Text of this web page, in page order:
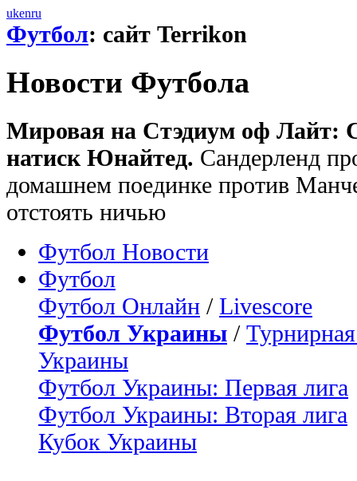
ukenru
Футбол: сайт Terrikon
Новости Футбола
Мировая на Стэдиум оф Лайт:
натиск Юнайтед. Сандерленд
домашнем поединке против
отстоять ничью
Футбол Новости
Футбол
Футбол Онлайн / Livescore
Футбол Украины /
Украины
Футбол Украины: Первая лига
Футбол Украины: Вторая лига
Кубок Украины